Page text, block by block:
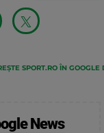
SPORT.RO ÎN GOOGLE
News